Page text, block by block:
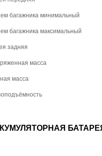
багажника минимальный
багажника максимальный
задняя
масса
масса